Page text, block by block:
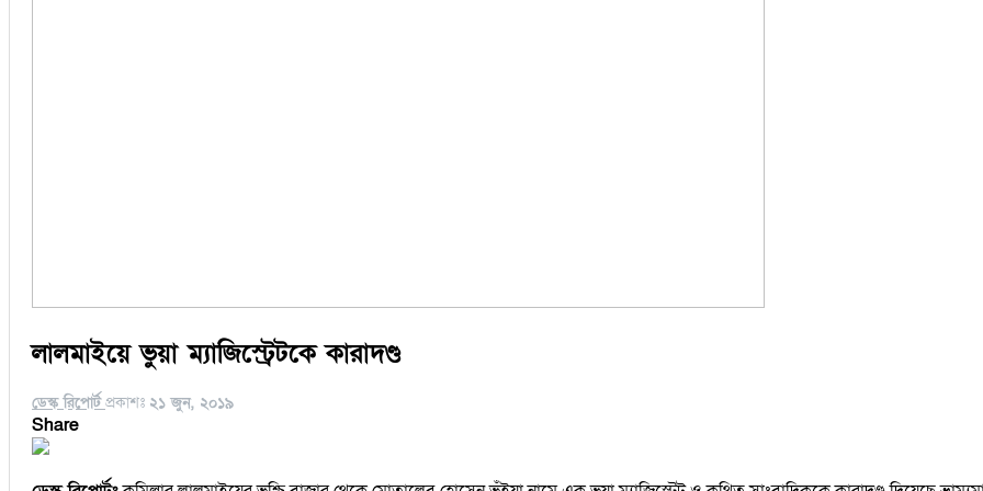
লালমাইয়ে ভুয়া ম্যাজিস্ট্রেটকে কারাদণ্ড
ডেস্ক রিপোর্ট প্রকাশঃ ২১ জুন, ২০১৯
Share